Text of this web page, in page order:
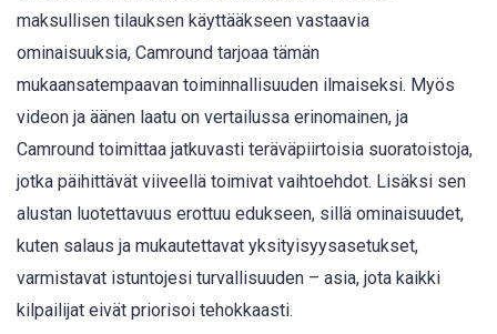
maksullisen tilauksen käyttääkseen vastaavia
ominaisuuksia, Camround tarjoaa tämän
mukaansatempaavan toiminnallisuuden ilmaiseksi. Myös
videon ja äänen laatu on vertailussa erinomainen, ja
Camround toimittaa jatkuvasti teräväpiirtoisia suoratoistoja,
jotka päihittävät viiveellä toimivat vaihtoehdot. Lisäksi sen
alustan luotettavuus erottuu edukseen, sillä ominaisuudet,
kuten salaus ja mukautettavat yksityisyysasetukset,
varmistavat istuntojesi turvallisuuden – asia, jota kaikki
kilpailijat eivät priorisoi tehokkaasti.